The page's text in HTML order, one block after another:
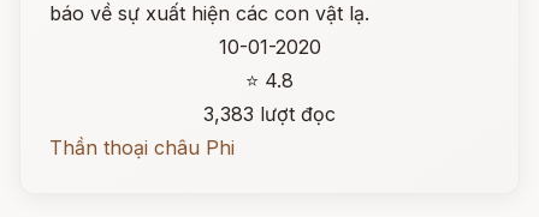
báo về sự xuất hiện các con vật lạ.
10-01-2020
⭐ 4.8
3,383 lượt đọc
Thần thoại châu Phi